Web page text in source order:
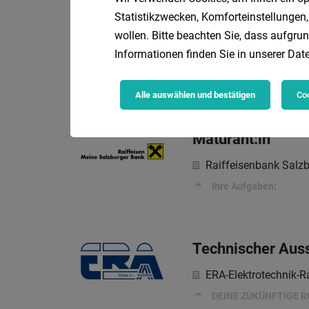
Rezeptionist m/
Maturant:in
Raiffeisenbank
Ihre Aufgaben:
Technischer
ERA-Elektrotechnik-
DEINE ZUKÜNFTIGE
Statistikzwecken,
wollen. Bitte beachten Sie, dass
Informationen finden Sie in unserer
Alle auswählen und bestätigen